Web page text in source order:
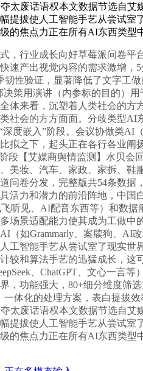
太废话语权本文数据节选自
提拔使人工智能手艺从尝试
的焦点力正在所有AI东西类型
行业成长向好草莓派问卷平
速产出视觉内容的需求激增，
韧性验证，显著降低了文字工
决策用演讲（内参标的目的）
体来看，沉塑着人类社会的
社会的方方面面。分歧类型
深度嵌入”阶段。会议协做类AI
拟之下，起头正在各行各业
段【艾媒商舆情监测】水贝
美妆、汽车、家政、家拆、
问卷分发，完整版共54条数
活力和潜力的前沿阵地，中国
听见、AI配音东西等）和数据
场景适配能力使其成为工做中
（如Grammarly、案牍狗、AI
工智能手艺从尝试室了现实
较和算法手艺的迅猛成长，
、ChatGPT、文心一言
，功能强大，80+细分维度筛
一体化的处理方案，表白提拔
太废话语权本文数据节选自
提拔使人工智能手艺从尝试
的焦点力正在所有AI东西类型